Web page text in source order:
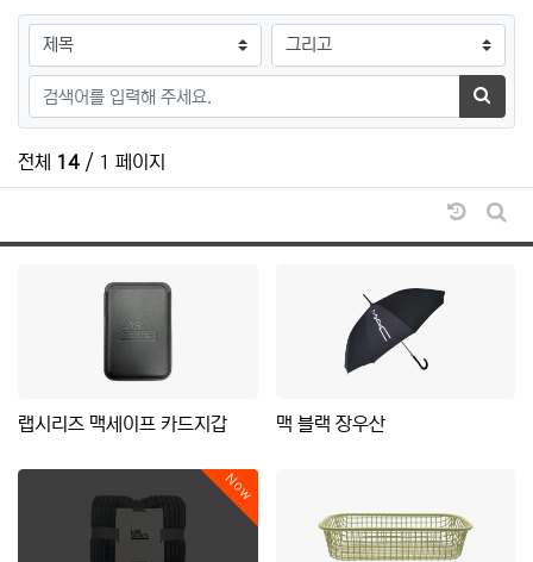
검색대상
검색어
검색하
전체 14 / 1 페이지
날짜순
게시
랩시리즈 맥세이프 카드지갑 맥 블랙 장우산
Now